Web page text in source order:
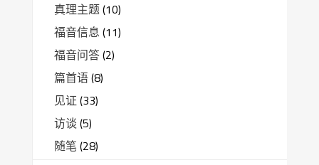
真理主题(10)
福音信息 (11)
福音问答(2)
篇首语(8)
见证(33)
访谈(5)
随笔 (28)